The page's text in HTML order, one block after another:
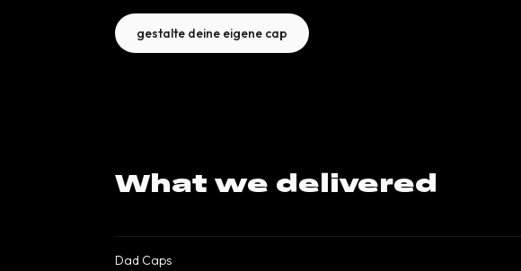
gestalte deine eigene cap
What we delivered
Dad Caps